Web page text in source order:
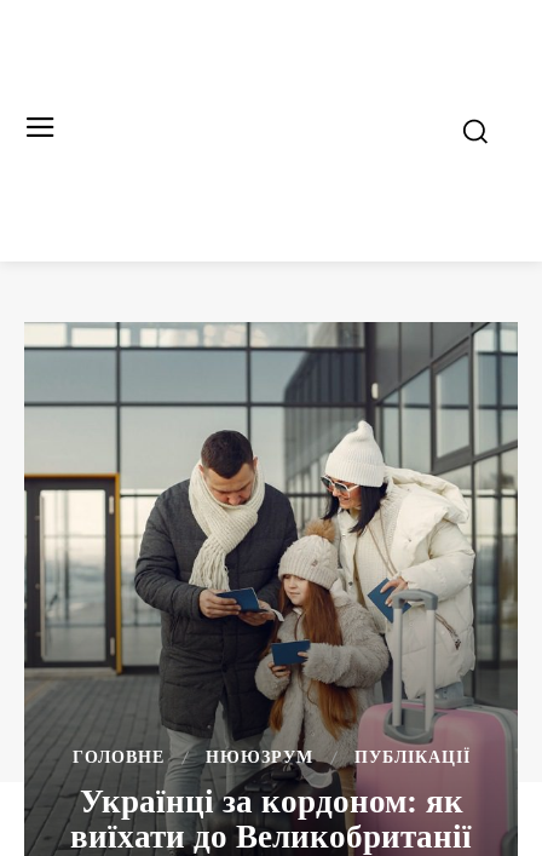
ГОЛОВНЕ НЮЮЗРУМ ПУБЛІКАЦІЇ
Українці за кордоном: як
виїхати до Великобританії